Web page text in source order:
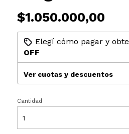
$1.050.000,00
Elegí cómo pagar y
OFF
Ver cuotas y descuentos
Cantidad